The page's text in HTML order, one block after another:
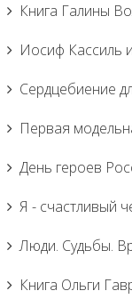
Книга Галины
Иосиф Кассиль
Сердцебиение
Первая
День героев
Я - счастливый
Люди. Судьбы.
Книга Ольги